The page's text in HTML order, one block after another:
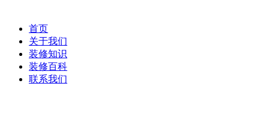
首页
关于我们
装修知识
装修百科
联系我们